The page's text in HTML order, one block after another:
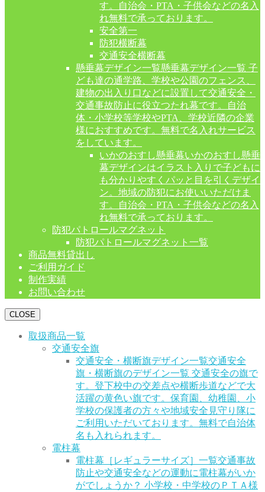
す。自治会・PTA・子供会などの名入
れ無料で承っております。
安全第一
防犯横断幕
交通安全横断幕
懸垂幕デザイン一覧懸垂幕デザイン一覧 子
ども達の通学路、学校や公園のフェンス、
建物の出入り口などに設置して交通安全・
交通事故防止に役立つたれ幕です。自治
体・小学校等学校やPTA、学校近隣の企業
様におすすめです。無料で名入れサービス
をしています。
いかのおすし懸垂幕いかのおすし懸垂
幕デザインはイラスト入りで子どもに
も分かりやすくパッと目を引くデザイ
ン。地域の防犯にお使いいただけま
す。自治会・PTA・子供会などの名入
れ無料で承っております。
防犯パトロールマグネット
防犯パトロールマグネット一覧
商品無料貸出し
ご利用ガイド
制作実績
お問い合わせ
CLOSE
取扱商品一覧
交通安全旗
交通安全・横断旗デザイン一覧交通安全
旗・横断旗のデザイン一覧 交通安全の旗で
す。登下校中の交差点や横断歩道などで大
活躍の黄色い旗です。保育園、幼稚園、小
学校の保護者の方々や地域安全見守り隊に
ご利用いただいております。無料で自治体
名も入れられます。
電柱幕
電柱幕［レギュラーサイズ］一覧交通事故
防止や交通安全などの運動に電柱幕がいか
がでしょうか？ 小学校・中学校のＰＴＡ様